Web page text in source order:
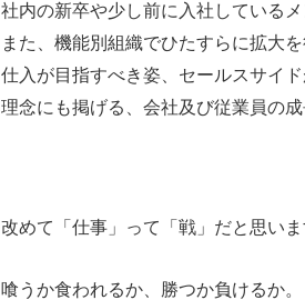
社内の新卒や少し前に入社している
また、機能別組織でひたすらに拡大
仕入が目指すべき姿、セールスサイ
理念にも掲げる、会社及び従業員の
改めて「仕事」って「戦」だと思いま
喰うか食われるか、勝つか負けるか。